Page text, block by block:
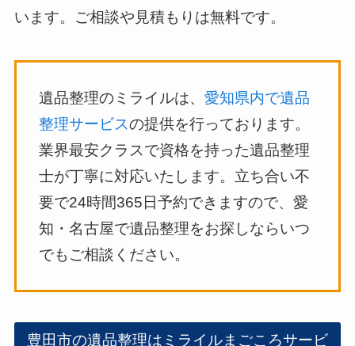
います。ご相談や見積もりは無料です。
遺品整理のミライルは、愛知県内で遺品
整理サービスの提供を行っております。
業界最安クラスで資格を持った遺品整理
士が丁寧に対応いたします。立ち合い不
要で24時間365日予約できますので、愛
知・名古屋で遺品整理をお探しならいつ
でもご相談ください。
豊田市の遺品整理はミライルまごころサービ